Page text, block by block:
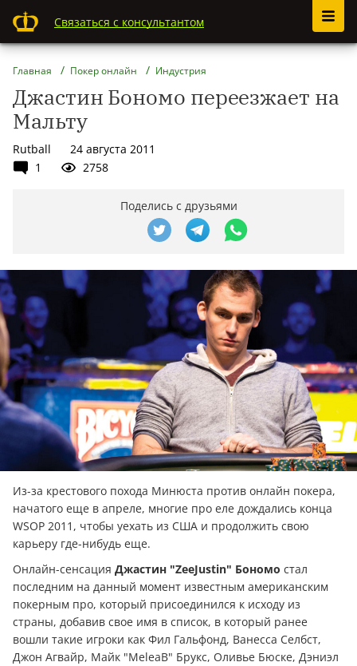
Связаться с консультантом
Главная Покер онлайн Индустрия
Джастин Бономо переезжает на
Мальту
Rutball
24 августа 2011
1
2758
Поделись с друзьями
Из-за крестового похода Минюста против онлайн покера,
начатого еще в апреле, многие про еле дождались конца
WSOP 2011, чтобы уехать из США и продолжить свою
карьеру где-нибудь еще.
Онлайн-сенсация Джастин "ZeeJustin" Бономо стал
последним на данный момент известным американским
покерным про, который присоединился к исходу из
страны, добавив свое имя в список, в который ранее
вошли такие игроки как Фил Гальфонд, Ванесса Селбст,
Джон Агвайр, Майк "MeleaB" Брукс, Оливье Бюске, Дэниэл